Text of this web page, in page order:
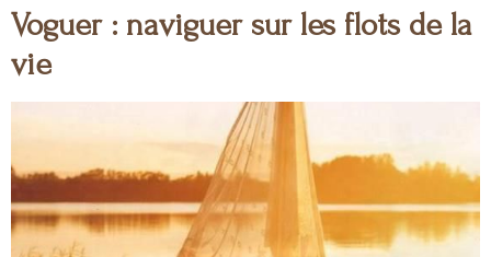
Voguer : naviguer sur les flots de la
vie